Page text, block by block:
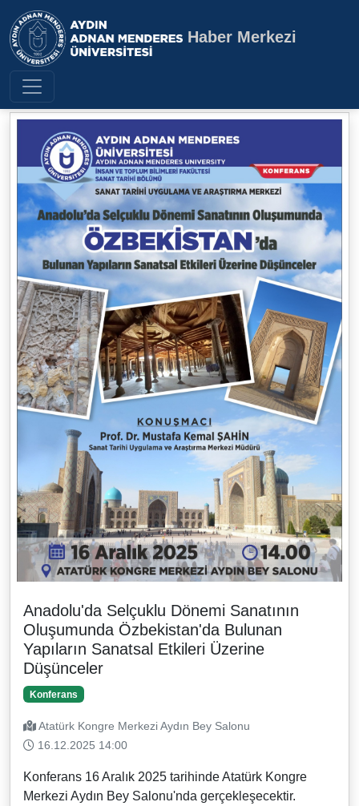
Aydın Adnan Menderes
Haber Merkezi
Anadolu'da Selçuklu Dönemi Sanatının
Oluşumunda Özbekistan'da Bulunan
Yapıların Sanatsal Etkileri Üzerine
Düşünceler
Konferans
Atatürk Kongre Merkezi Aydın Bey Salonu
16.12.2025 14:00
Konferans 16 Aralık 2025 tarihinde Atatürk Kongre
Merkezi Aydın Bey Salonu'nda gerçekleşecektir.